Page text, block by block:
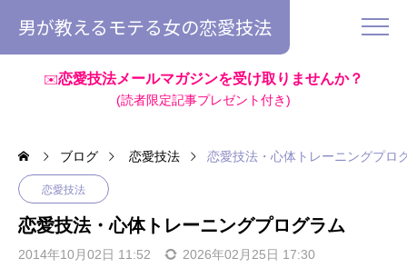
男が教えるモテる女の恋愛技法
✉️恋愛技法メールマガジンを受け取りませんか？
(読者限定記事プレゼント付き)
ブログ 恋愛技法 恋愛技法・心体トレーニングプロ
恋愛技法
恋愛技法・心体トレーニングプログラム
2014年10月02日 11:52 2026年02月25日 17:30